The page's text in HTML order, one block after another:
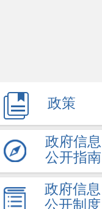
政策
政府信息
公开指南
政府信息
公开制度